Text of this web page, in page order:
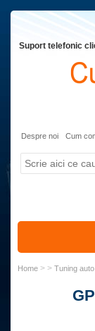
Suport telefonic
Despre noi Cum
Home > > Tuning